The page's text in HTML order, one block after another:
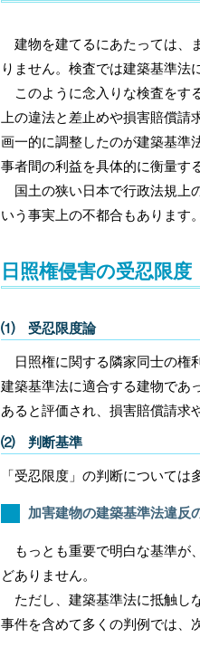
建物を建てるにあたっては、
りません。検査では建築基準法
このように念入りな検査をす
上の違法と差止めや損害賠償
画一的に調整したのが建築基準
事者間の利益を具体的に衡量す
国土の狭い日本で行政法規上
いう事実上の不都合もあります。
日照権侵害の受忍限度
⑴ 受忍限度論
日照権に関する隣家同士の権
建築基準法に適合する建物であ
あると評価され、損害賠償請求
⑵ 判断基準
「受忍限度」の判断については
加害建物の建築基準法違反
もっとも重要で明白な基準が
どありません。
ただし、建築基準法に抵触し
事件を含めて多くの判例では、